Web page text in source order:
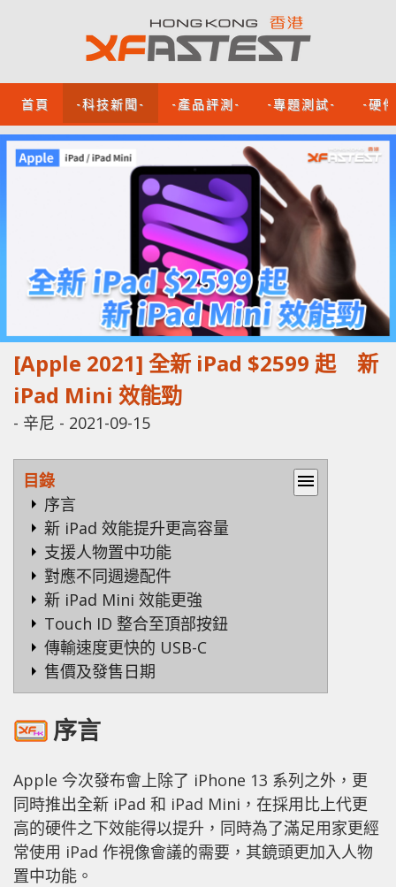
首頁 -科技新聞- -產品評測- -專題測試- -硬
[Apple 2021] 全新 iPad $2599 起 新
iPad Mini 效能勁
- 辛尼 - 2021-09-15
目錄
menu
序言
新 iPad 效能提升更高容量
支援人物置中功能
對應不同週邊配件
新 iPad Mini 效能更強
Touch ID 整合至頂部按鈕
傳輸速度更快的 USB-C
售價及發售日期
序言
Apple 今次發布會上除了 iPhone 13 系列之外，更
同時推出全新 iPad 和 iPad Mini，在採用比上代更
高的硬件之下效能得以提升，同時為了滿足用家更經
常使用 iPad 作視像會議的需要，其鏡頭更加入人物
置中功能。